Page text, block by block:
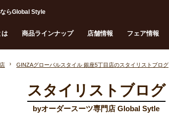
らGlobal Style
は 商品ラインナップ 店舗情報 フェア情報
GINZAグローバルスタイル 銀座5丁目店のスタイリストブログ
スタイリストブログ
byオーダースーツ専門店 Global Sytle